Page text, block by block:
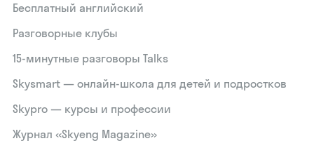
Бесплатный английский
Разговорные клубы
15‑минутные разговоры Talks
Skysmart — онлайн-школа для детей и подростков
Skypro — курсы и профессии
Журнал «Skyeng Magazine»